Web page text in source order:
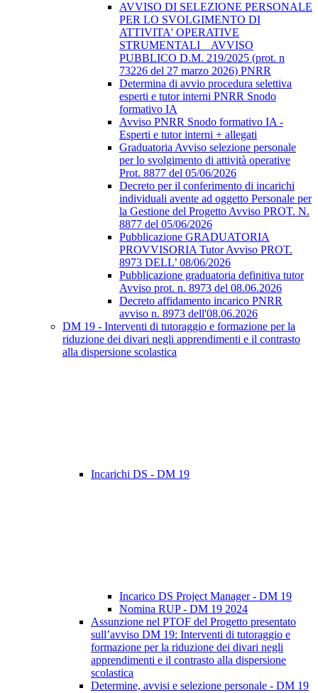
AVVISO DI SELEZIONE PERSONALE
PER LO SVOLGIMENTO DI
ATTIVITA' OPERATIVE
STRUMENTALI _ AVVISO
PUBBLICO D.M. 219/2025 (prot. n
73226 del 27 marzo 2026) PNRR
Determina di avvio procedura selettiva
esperti e tutor interni PNRR Snodo
formativo IA
Avviso PNRR Snodo formativo IA -
Esperti e tutor interni + allegati
Graduatoria Avviso selezione personale
per lo svolgimento di attività operative
Prot. 8877 del 05/06/2026
Decreto per il conferimento di incarichi
individuali avente ad oggetto Personale per
la Gestione del Progetto Avviso PROT. N.
8877 del 05/06/2026
Pubblicazione GRADUATORIA
PROVVISORIA Tutor Avviso PROT.
8973 DELL’ 08/06/2026
Pubblicazione graduatoria definitiva tutor
Avviso prot. n. 8973 del 08.06.2026
Decreto affidamento incarico PNRR
avviso n. 8973 dell'08.06.2026
DM 19 - Interventi di tutoraggio e formazione per la
riduzione dei divari negli apprendimenti e il contrasto
alla dispersione scolastica
Incarichi DS - DM 19
Incarico DS Project Manager - DM 19
Nomina RUP - DM 19 2024
Assunzione nel PTOF del Progetto presentato
sull’avviso DM 19: Interventi di tutoraggio e
formazione per la riduzione dei divari negli
apprendimenti e il contrasto alla dispersione
scolastica
Determine, avvisi e selezione personale - DM 19